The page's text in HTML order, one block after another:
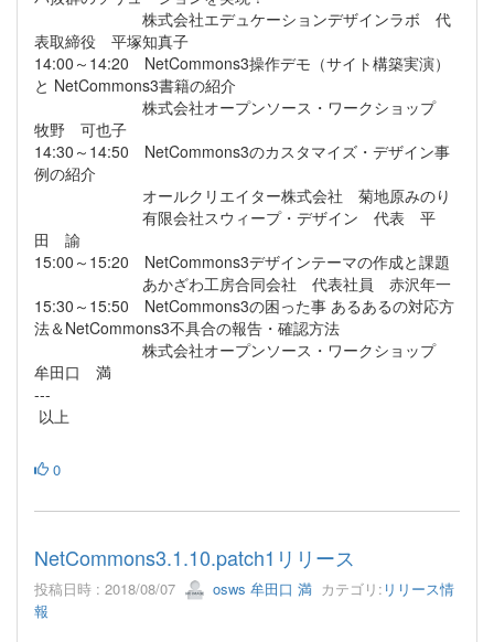
株式会社エデュケーションデザインラボ 代
表取締役 平塚知真子
14:00～14:20 NetCommons3操作デモ（サイト構築実演）
と NetCommons3書籍の紹介
株式会社オープンソース・ワークショップ
牧野 可也子
14:30～14:50 NetCommons3のカスタマイズ・デザイン事
例の紹介
オールクリエイター株式会社 菊地原みのり
有限会社スウィープ・デザイン 代表 平
田 諭
15:00～15:20 NetCommons3デザインテーマの作成と課題
あかざわ工房合同会社 代表社員 赤沢年一
15:30～15:50 NetCommons3の困った事 あるあるの対応方
法＆NetCommons3不具合の報告・確認方法
株式会社オープンソース・ワークショップ
牟田口 満
---
以上
0
NetCommons3.1.10.patch1リリース
投稿日時 : 2018/08/07 osws 牟田口 満 カテゴリ: リリース情
報